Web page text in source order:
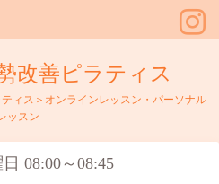
改善ピラティス
ィス＞オンラインレッスン・パーソナル
ッスン
08:00～08:45